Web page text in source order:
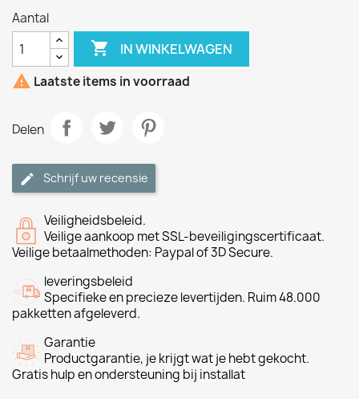
Aantal
 IN WINKELWAGEN
 Laatste items in voorraad
Delen
Schrijf uw recensie
Veiligheidsbeleid.
Veilige aankoop met SSL-beveiligingscertificaat.
Veilige betaalmethoden: Paypal of 3D Secure.
leveringsbeleid
Specifieke en precieze levertijden. Ruim 48.000
pakketten afgeleverd.
Garantie
Productgarantie, je krijgt wat je hebt gekocht.
Gratis hulp en ondersteuning bij installat